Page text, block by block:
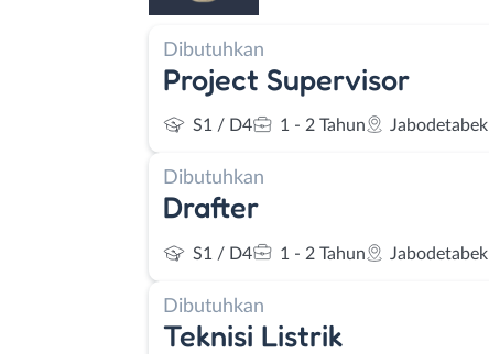
Dibutuhkan
Project Supervisor
S1 / D4 1 - 2 Tahun Jabodetabek
Dibutuhkan
Drafter
S1 / D4 1 - 2 Tahun Jabodetabek
Dibutuhkan
Teknisi Listrik